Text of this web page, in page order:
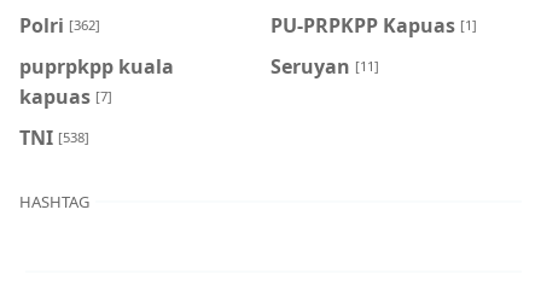
Polri [362] PU-PRPKPP Kapuas [1]
puprpkpp kuala
kapuas [7]
Seruyan [11]
TNI [538]
HASHTAG